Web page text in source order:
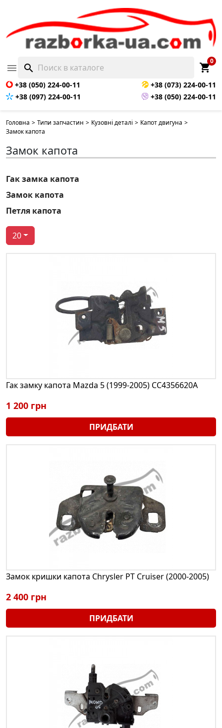
 search shopping_cart
0
+38 (050) 224-00-11
+38 (073) 224-00-11
+38 (097) 224-00-11
+38 (050) 224-00-11
Головна > Типи запчастин > Кузовні деталі > Капот двигуна >
Замок капота
Замок капота
Гак замка капота
Замок капота
Петля капота
20
Гак замку капота Mazda 5 (1999-2005) CC4356620A
1 200 грн
ПРИДБАТИ
Замок кришки капота Chrysler PT Cruiser (2000-2005)
2 400 грн
ПРИДБАТИ